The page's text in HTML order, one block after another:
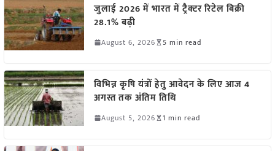
जुलाई 2026 में भारत में ट्रैक्टर रिटेल बिक्री
28.1% बढ़ी
August 6, 2026 5 min read
विभिन्न कृषि यंत्रों हेतु आवेदन के लिए आज 4
अगस्त तक अंतिम तिथि
August 5, 2026 1 min read